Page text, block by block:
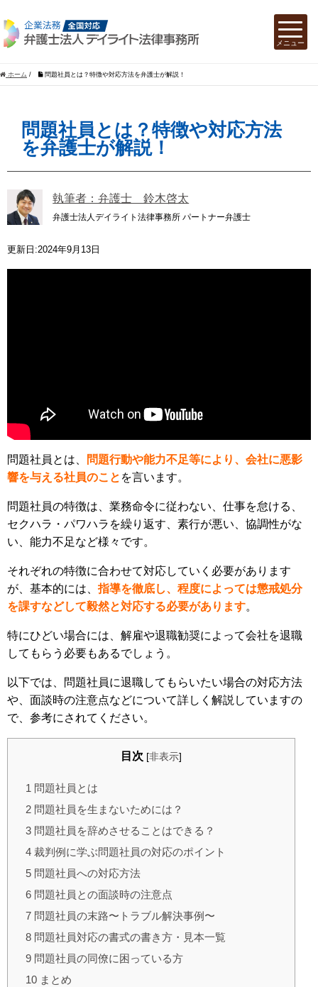
ホーム / 問題社員とは？特徴や対応方法を弁護士が解説！
問題社員とは？特徴や対応方法
を弁護士が解説！
執筆者：弁護士 鈴木啓太
弁護士法人デイライト法律事務所 パートナー弁護士
更新日:2024年9月13日
問題社員とは、
問題行動や能力不足等により、会社に悪影
響を与える社員のこと を言います。
問題社員の特徴は、業務命令に従わない、仕事を怠ける、
セクハラ・パワハラを繰り返す、素行が悪い、協調性がな
い、能力不足など様々です。
それぞれの特徴に合わせて対応していく必要があります
が、基本的には、指導を徹底し、程度によっては懲戒処分
を課すなどして毅然と対応する必要があります。
特にひどい場合には、解雇や退職勧奨によって会社を退職
してもらう必要もあるでしょう。
以下では、問題社員に退職してもらいたい場合の対応方法
や、面談時の注意点などについて詳しく解説していますの
で、参考にされてください。
目次 [非表示]
1 問題社員とは
2 問題社員を生まないためには？
3 問題社員を辞めさせることはできる？
4 裁判例に学ぶ問題社員の対応のポイント
5 問題社員への対応方法
6 問題社員との面談時の注意点
7 問題社員の末路〜トラブル解決事例〜
8 問題社員対応の書式の書き方・見本一覧
9 問題社員の同僚に困っている方
10 まとめ